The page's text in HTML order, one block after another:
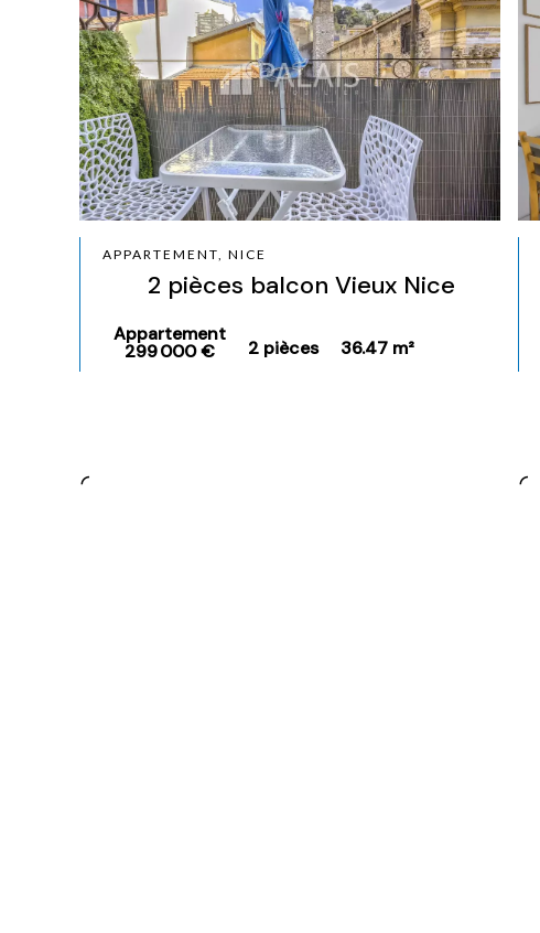
APPARTEMENT, NICE
2 pièces balcon Vieux Nice
Appartement
299 000 € 2 pièces 36.47 m²